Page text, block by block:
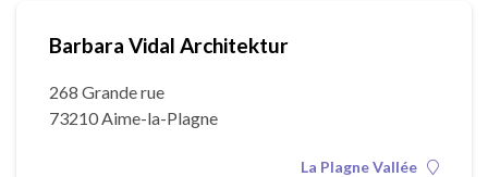
Barbara Vidal Architektur
268 Grande rue
73210 Aime-la-Plagne
La Plagne Vallée